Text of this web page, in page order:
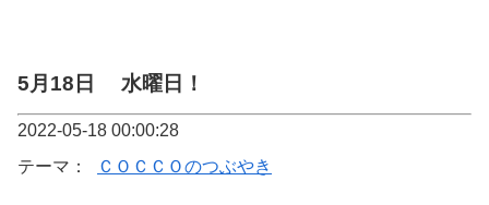
5月18日 水曜日！
2022-05-18 00:00:28
テーマ：
ＣＯＣＣＯのつぶやき